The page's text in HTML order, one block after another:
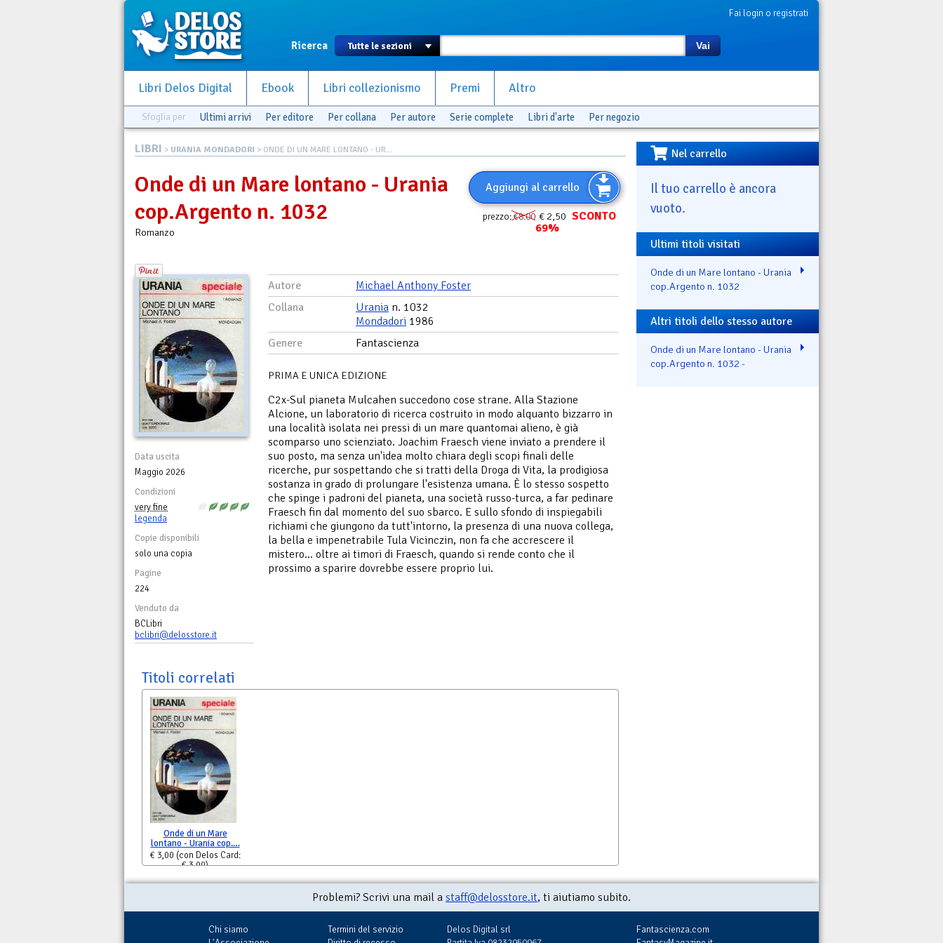
Fai login o registrati
Ricerca Vai
Libri Delos Digital Ebook Libri collezionismo Premi Altro
Sfoglia per Ultimi arrivi Per editore Per collana Per autore Serie complete Libri d'arte Per negozio
LIBRI > URANIA MONDADORI > ONDE DI UN MARE LONTANO - UR...
Aggiungi al carrello
prezzo:€8.00 € 2,50 SCONTO
69%
Onde di un Mare lontano - Urania
cop.Argento n. 1032
Romanzo
Data uscita
Maggio 2026
Condizioni
very fine
legenda
Copie disponibili
solo una copia
Pagine
224
Venduto da
BCLibri
bclibri@delosstore.it
Autore
Michael Anthony Foster
Collana
Urania n. 1032
Mondadori 1986
Genere
Fantascienza
PRIMA E UNICA EDIZIONE
C2x-Sul pianeta Mulcahen succedono cose strane. Alla Stazione
Alcione, un laboratorio di ricerca costruito in modo alquanto bizzarro in
una località isolata nei pressi di un mare quantomai alieno, è già
scomparso uno scienziato. Joachim Fraesch viene inviato a prendere il
suo posto, ma senza un'idea molto chiara degli scopi finali delle
ricerche, pur sospettando che si tratti della Droga di Vita, la prodigiosa
sostanza in grado di prolungare l'esistenza umana. È lo stesso sospetto
che spinge i padroni del pianeta, una società russo-turca, a far pedinare
Fraesch fin dal momento del suo sbarco. E sullo sfondo di inspiegabili
richiami che giungono da tutt'intorno, la presenza di una nuova collega,
la bella e impenetrabile Tula Vicinczin, non fa che accrescere il
mistero... oltre ai timori di Fraesch, quando si rende conto che il
prossimo a sparire dovrebbe essere proprio lui.
Titoli correlati
Onde di un Mare
lontano - Urania cop.…
€ 3,00 (con Delos Card:
€ 3,00)
Nel carrello
Il tuo carrello è ancora
vuoto.
Ultimi titoli visitati
Onde di un Mare lontano - Urania
cop.Argento n. 1032
Altri titoli dello stesso autore
Onde di un Mare lontano - Urania
cop.Argento n. 1032 -
Problemi? Scrivi una mail a staff@delosstore.it, ti aiutiamo subito.
Chi siamo
Termini del servizio
Delos Digital srl
Fantascienza.com